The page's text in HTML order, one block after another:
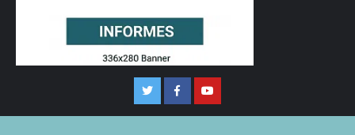
TwitterFacebookYoutube